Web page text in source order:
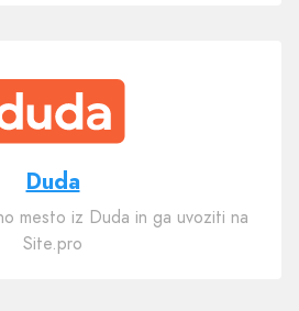
Duda
mesto iz Duda in ga uvoziti na
Site.pro